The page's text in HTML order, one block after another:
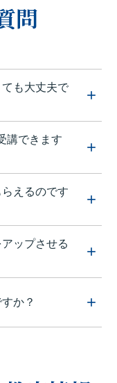
問
も大丈夫で
講できます
えるのです
ップさせる
か？